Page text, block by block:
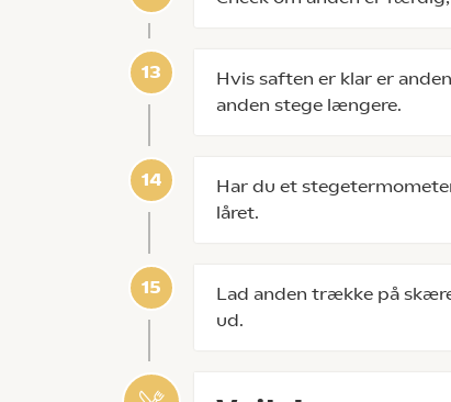
Hvis saften er klar er
anden stege længere.
Har du et
låret.
Lad anden trække på
ud.